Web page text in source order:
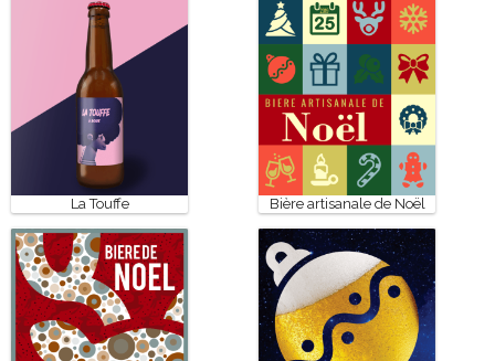
La Touffe Bière artisanale de Noël